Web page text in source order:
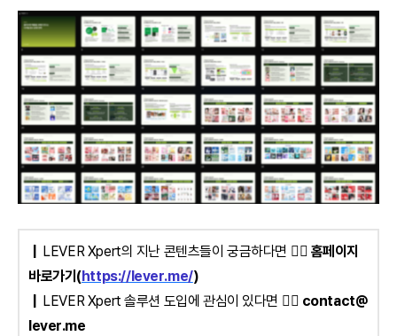
LEVER Xpert의 지난 콘텐츠들이 궁금하다면 👉🏻 홈페이지
바로가기(https://lever.me/)
LEVER Xpert 솔루션 도입에 관심이 있다면 👉🏻 contact@
lever.me